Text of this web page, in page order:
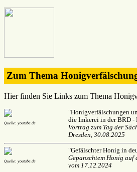
Zum Thema
Hier finden Sie Links zum Thema
Quelle: youtube.de
"Honigverfälschungen
die Imkerei in der BRD -
Vortrag zum Tag der
Dresden, 30.08.2025
Quelle: youtube.de
"Gefälschter Honig in
Gepanschtem Honig
vom 17.12.2024